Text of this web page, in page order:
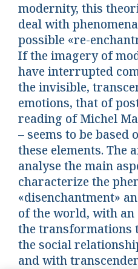
modernity, this
deal with
possible «re-
If the imagery of
have interrupted
the invisible,
emotions, that of
reading of Michel
– seems to be based
these elements. The
analyse the main
characterize the
«disenchantment»
of the world, with an
the transformations
the social
and with